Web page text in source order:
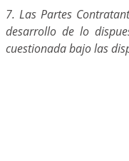
7. Las Partes
desarrollo de lo
cuestionada bajo las